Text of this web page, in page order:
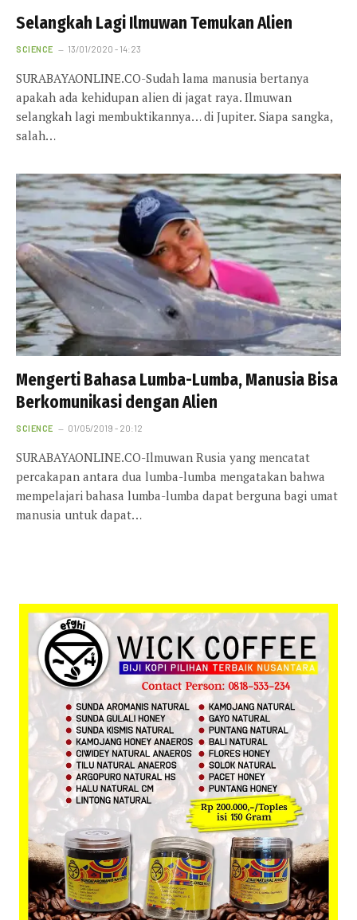
Selangkah Lagi Ilmuwan Temukan Alien
SCIENCE 13/01/2020 - 14:23
SURABAYAONLINE.CO-Sudah lama manusia bertanya
apakah ada kehidupan alien di jagat raya. Ilmuwan
selangkah lagi membuktikannya… di Jupiter. Siapa sangka,
salah…
Mengerti Bahasa Lumba-Lumba, Manusia Bisa
Berkomunikasi dengan Alien
SCIENCE 01/05/2019 - 20:12
SURABAYAONLINE.CO-Ilmuwan Rusia yang mencatat
percakapan antara dua lumba-lumba mengatakan bahwa
mempelajari bahasa lumba-lumba dapat berguna bagi umat
manusia untuk dapat…